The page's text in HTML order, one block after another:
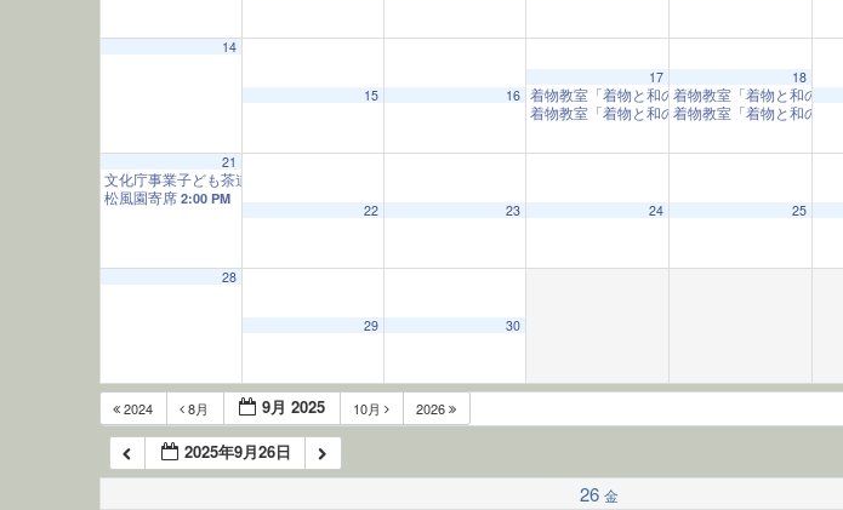
14
15 16
17
着物教室「着物と和の心」10:00 AM
着物教室「着物と和の心」1:00 PM
18
着物教室「着物と和の心」
着物教室「着物と和の心」
21
文化庁事業子ども茶道教室
松風園寄席 2:00 PM
22 23 24 25
28
29 30
2024 8月 9月 2025 10月 2026
2025年9月26日
26 金
3:00 AM
6:00 AM
7:00 AM